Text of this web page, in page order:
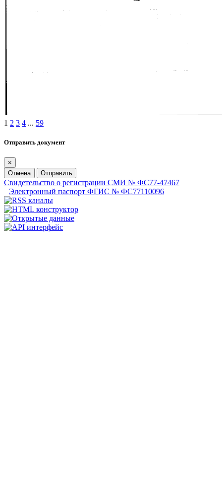
1 2 3 4 ... 59
Отправить документ
×
Отмена
Отправить
Свидетельство о регистрации СМИ № ФС77-47467
Электронный паспорт ФГИС № ФС77110096